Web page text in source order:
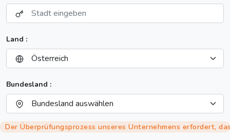
Land :
Bundesland :
Der Überprüfungsprozess unseres Unternehmens erfordert,